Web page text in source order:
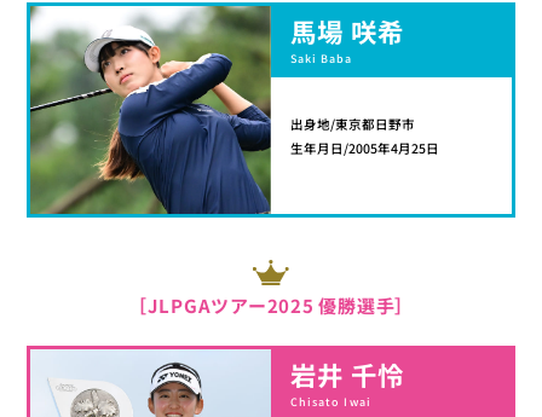
馬場 咲希
Saki Baba
出身地/東京都日野市
生年月日/2005年4月25日
［JLPGAツアー2025 優勝選手］
岩井 千怜
Chisato Iwai